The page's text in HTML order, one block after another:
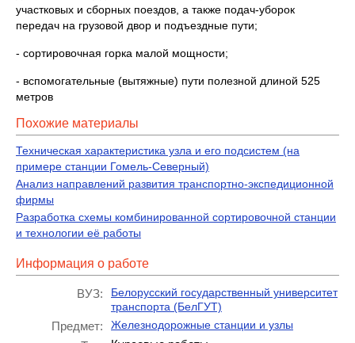
участковых и сборных поездов, а также подач-уборок
передач на грузовой двор и подъездные пути;
- сортировочная горка малой мощности;
- вспомогательные (вытяжные) пути полезной длиной 525
метров
Похожие материалы
Техническая характеристика узла и его подсистем (на
примере станции Гомель-Северный)
Анализ направлений развития транспортно-экспедиционной
фирмы
Разработка схемы комбинированной сортировочной станции
и технологии её работы
Информация о работе
ВУЗ:
Белорусский государственный университет
транспорта (БелГУТ)
Предмет: Железнодорожные станции и узлы